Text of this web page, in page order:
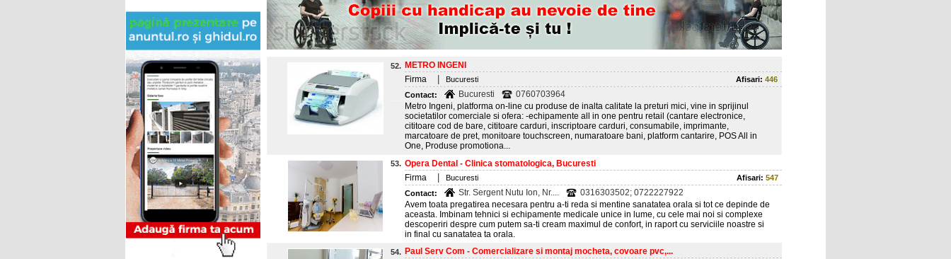
52. METRO INGENI
Firma
Bucuresti Afisari: 446
Contact:
Bucuresti
0760703964
Metro Ingeni, platforma on-line cu produse de inalta calitate la preturi mici, vine in sprijinul
societatilor comerciale si ofera: -echipamente all in one pentru retail (cantare electronice,
cititoare cod de bare, cititoare carduri, inscriptoare carduri, consumabile, imprimante,
marcatoare de pret, monitoare touchscreen, numaratoare bani, platform cantarire, POS All in
One, Produse promotiona...
53. Opera Dental - Clinica stomatologica, Bucuresti
Firma
Bucuresti Afisari: 547
Contact:
Str. Sergent Nutu Ion, Nr....
0316303502; 0722227922
Avem toata pregatirea necesara pentru a-ti reda si mentine sanatatea orala si tot ce depinde de
aceasta. Imbinam tehnici si echipamente medicale unice in lume, cu cele mai noi si complexe
descoperiri despre cum putem sa-ti cream maximul de confort, in raport cu serviciile noastre si
in final cu sanatatea ta orala.
54. Paul Serv Com - Comercializare si montaj mocheta, covoare pvc,...